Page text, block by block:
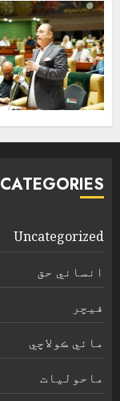
CATEGORIES
Uncategorized
انساني حق
فیچر
مائي ڪولاچي
ماحولیات